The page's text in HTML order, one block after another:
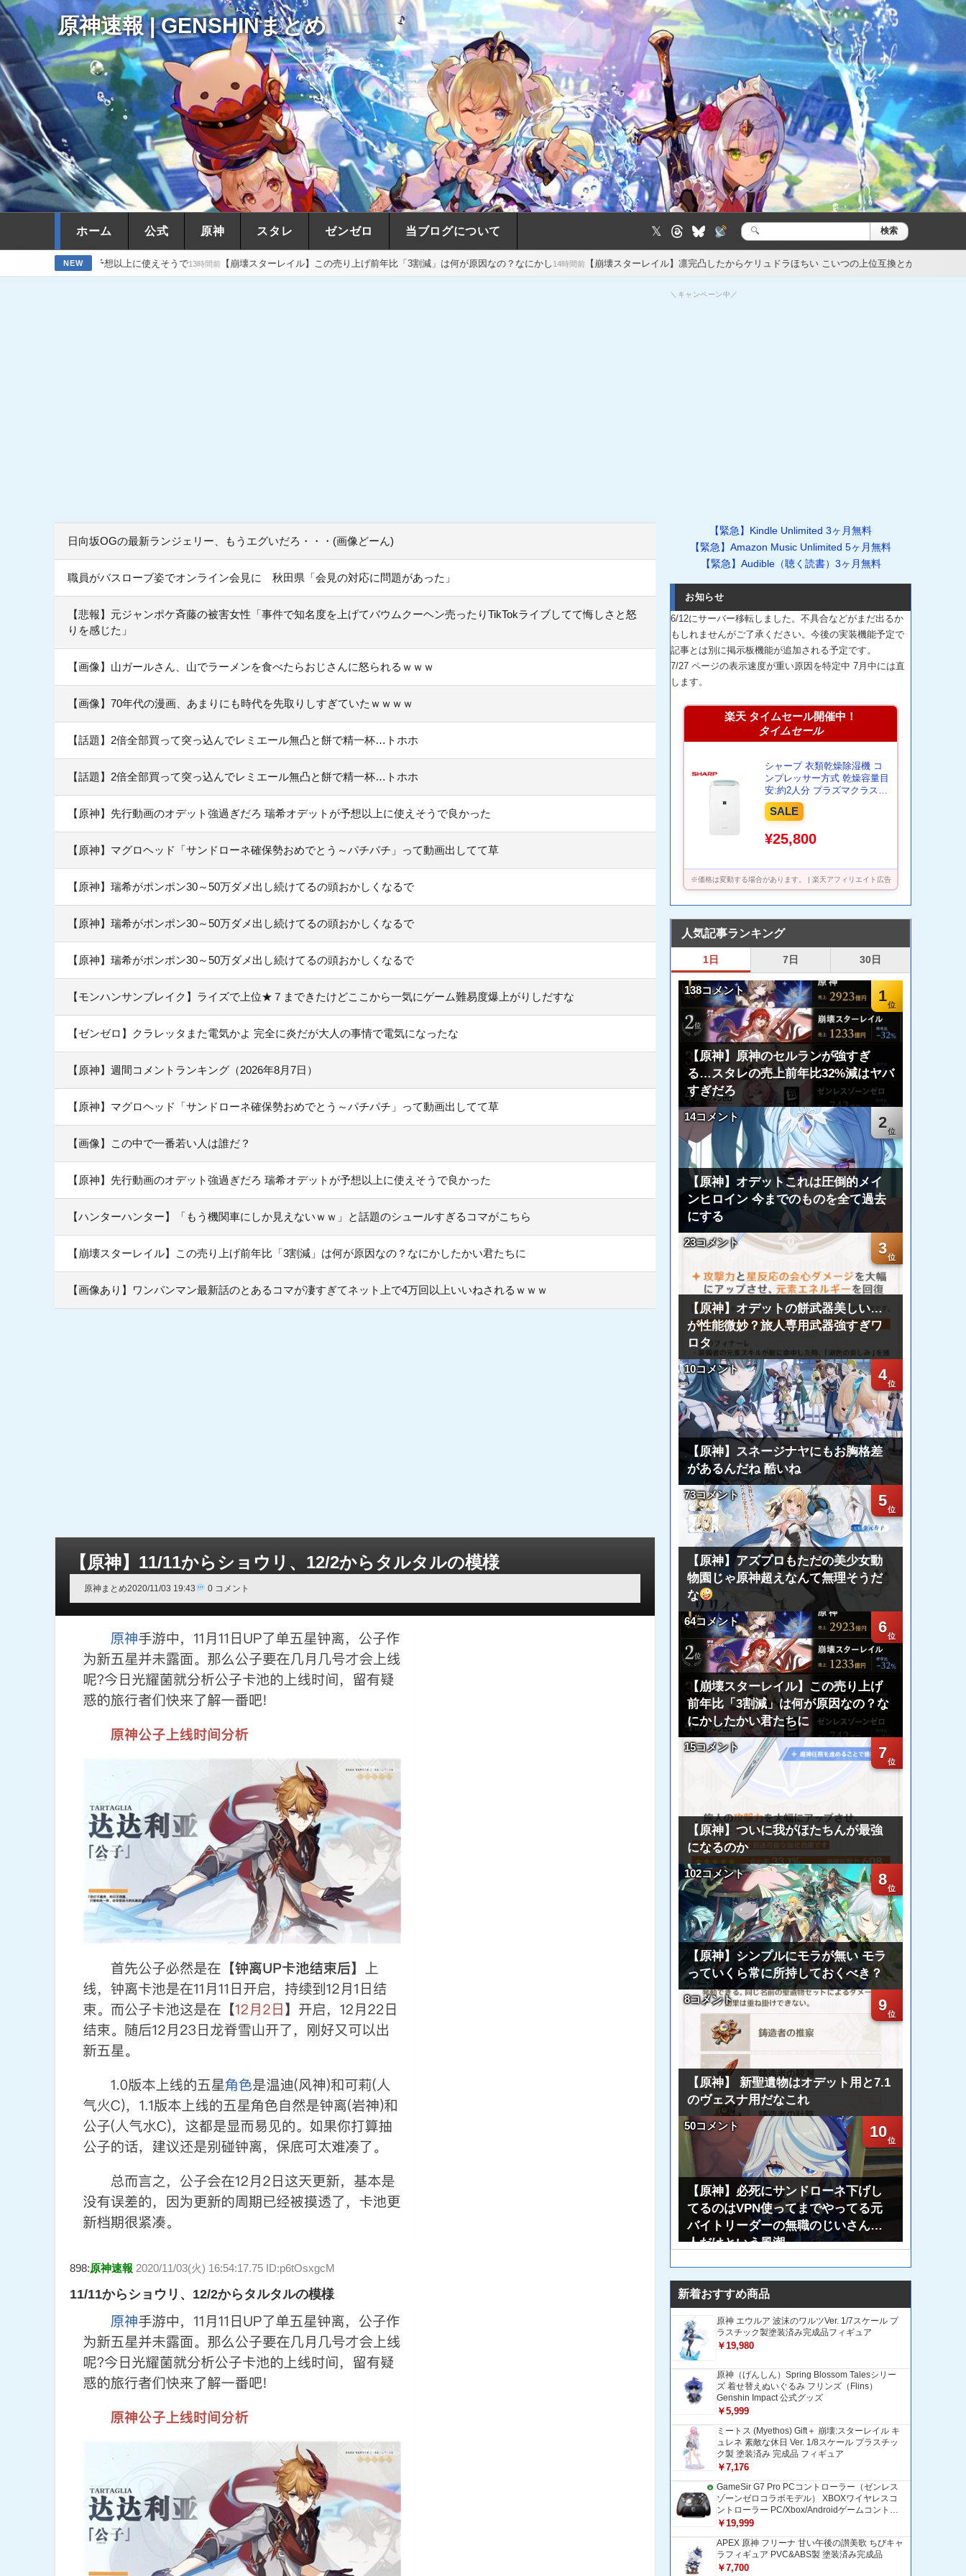
原神速報 | GENSHINまとめ
ホーム 公式 原神 スタレ ゼンゼロ 当ブログについて 𝕏
検
検索
NEW
想以上に使えそうで 13時間前【崩壊スターレイル】この売り上げ前年比「3割減」は何が原因なの？なにかし14時間前【崩壊スターレイル】凛完凸したからケリュドラほちい こいつの上位互換とか 15時間前【崩壊スターレイル】4.7
日向坂OGの最新ランジェリー、もうエグいだろ・・・(画像どーん)
職員がバスローブ姿でオンライン会見に 秋田県「会見の対応に問題があった」
【悲報】元ジャンポケ斉藤の被害女性「事件で知名度を上げてバウムクーヘン売ったりTikTokライブしてて悔しさと怒
りを感じた」
【画像】山ガールさん、山でラーメンを食べたらおじさんに怒られるｗｗｗ
【画像】70年代の漫画、あまりにも時代を先取りしすぎていたｗｗｗｗ
【話題】2倍全部買って突っ込んでレミエール無凸と餅で精一杯…トホホ
【話題】2倍全部買って突っ込んでレミエール無凸と餅で精一杯…トホホ
【原神】先行動画のオデット強過ぎだろ 瑞希オデットが予想以上に使えそうで良かった
【原神】マグロヘッド「サンドローネ確保勢おめでとう～パチパチ」って動画出してて草
【原神】瑞希がポンポン30～50万ダメ出し続けてるの頭おかしくなるで
【原神】瑞希がポンポン30～50万ダメ出し続けてるの頭おかしくなるで
【原神】瑞希がポンポン30～50万ダメ出し続けてるの頭おかしくなるで
【モンハンサンブレイク】ライズで上位★７まできたけどここから一気にゲーム難易度爆上がりしだすな
【ゼンゼロ】クラレッタまた電気かよ 完全に炎だが大人の事情で電気になったな
【原神】週間コメントランキング（2026年8月7日）
【原神】マグロヘッド「サンドローネ確保勢おめでとう～パチパチ」って動画出してて草
【画像】この中で一番若い人は誰だ？
【原神】先行動画のオデット強過ぎだろ 瑞希オデットが予想以上に使えそうで良かった
【ハンターハンター】「もう機関車にしか見えないｗｗ」と話題のシュールすぎるコマがこちら
【崩壊スターレイル】この売り上げ前年比「3割減」は何が原因なの？なにかしたかい君たちに
【画像あり】ワンパンマン最新話のとあるコマが凄すぎてネット上で4万回以上いいねされるｗｗｗ
【原神】11/11からショウリ、12/2からタルタルの模様
原神まとめ2020/11/03 19:43 0 コメント
898:原神速報 2020/11/03(火) 16:54:17.75 ID:p6tOsxgcM
11/11からショウリ、12/2からタルタルの模様
＼キャンペーン中／
【緊急】Kindle Unlimited 3ヶ月無料
【緊急】Amazon Music Unlimited 5ヶ月無料
【緊急】Audible（聴く読書）3ヶ月無料
お知らせ
6/12にサーバー移転しました。不具合などがまだ出るか
もしれませんがご了承ください。今後の実装機能予定で
記事とは別に掲示板機能が追加される予定です。
7/27 ページの表示速度が重い原因を特定中 7月中には直
します。
楽天 タイムセール開催中！
タイムセール
シャープ 衣類乾燥除湿機 コ
ンプレッサー方式 乾燥容量目
安:約2人分 プラズマクラスタ
ー7000搭載 CV-S71-W ホワイ
ト系
SALE
¥25,800
※価格は変動する場合があります。 | 楽天アフィリエイト広告
人気記事ランキング
1日 7日 30日
1
138コメント
【原神】原神のセルランが強すぎ
る…スタレの売上前年比32%減はヤバ
すぎだろ
2
14コメント
【原神】オデットこれは圧倒的メイ
ンヒロイン 今までのものを全て過去
にする
3
23コメント
【原神】オデットの餅武器美しい…
が性能微妙？旅人専用武器強すぎワ
ロタ
4
10コメント
【原神】スネージナヤにもお胸格差
があるんだね 酷いね
5
73コメント
【原神】アズプロもただの美少女動
物園じゃ原神超えなんて無理そうだ
な
6
64コメント
【崩壊スターレイル】この売り上げ
前年比「3割減」は何が原因なの？な
にかしたかい君たちに
7
15コメント
【原神】ついに我がほたちんが最強
になるのか
8
102コメント
【原神】シンプルにモラが無い モラ
っていくら常に所持しておくべき？
9
8コメント
【原神】 新聖遺物はオデット用と7.1
のヴェスナ用だなこれ
10
50コメント
【原神】必死にサンドローネ下げし
てるのはVPN使ってまでやってる元
バイトリーダーの無職のじいさん一
人だけという風潮
新着おすすめ商品
原神 エウルア 波沫のワルツVer. 1/7スケール プ
ラスチック製塗装済み完成品フィギュア
￥19,980
原神（げんしん）Spring Blossom Talesシリー
ズ 着せ替えぬいぐるみ フリンズ（Flins）
Genshin Impact 公式グッズ
￥5,999
ミートス (Myethos) Gift＋ 崩壊:スターレイル キ
ュレネ 素敵な休日 Ver. 1/8スケール プラスチッ
ク製 塗装済み 完成品 フィギュア
￥7,176
GameSir G7 Pro PCコントローラー（ゼンレス
ゾーンゼロコラボモデル） XBOXワイヤレスコ
ントローラー PC/Xbox/Androidゲームコントロ
ーラー 1200mAH大容量バッテリー TMRホール
コントローラー 追加ボタン＆トリガー/グリップ
振動モーター搭載 トリガーストップ＆背面ボタ
ンロック付きゲームパッド 光学式マイクロスイ
￥19,999
APEX 原神 フリーナ 甘い午後の讃美歌 ちびキャ
ラフィギュア PVC&ABS製 塗装済み完成品
￥7,700